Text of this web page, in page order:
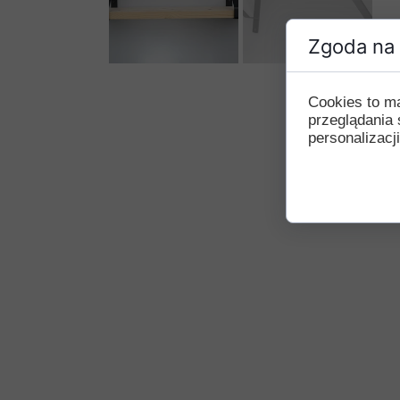
Zgoda
Cookies to
przeglądania